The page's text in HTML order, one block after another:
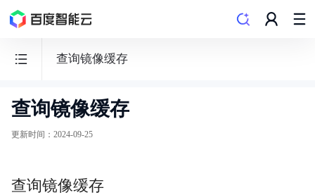
查询镜像缓存
容
器
BCI
查询镜像缓存
更新时间 ： 2024-09-25
查询镜像缓存